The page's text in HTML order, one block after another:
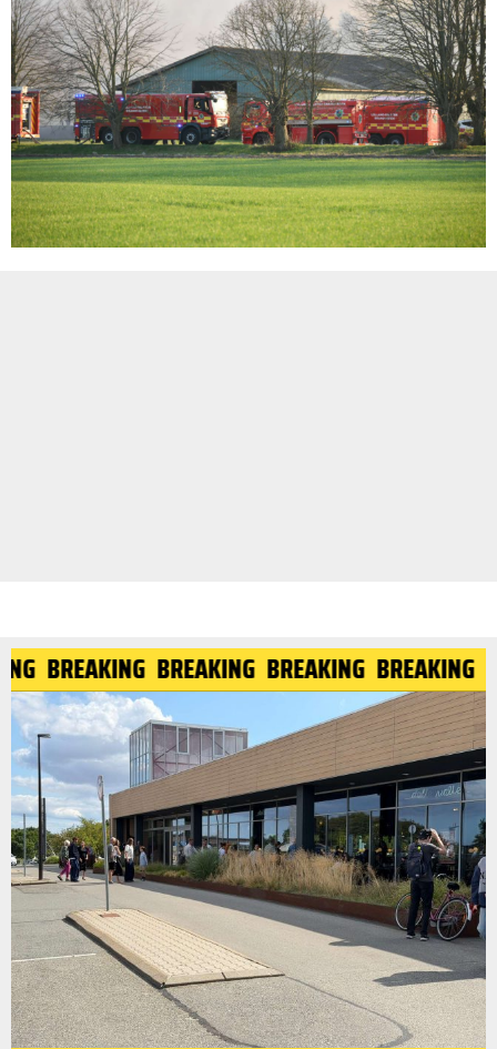
BREAKING BREAKING BREAKING BREAKING